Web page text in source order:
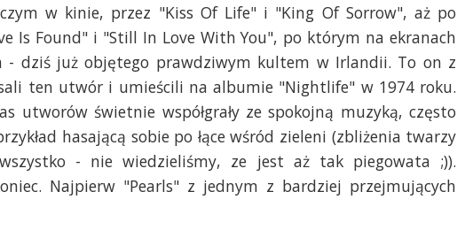
w kinie, przez "Kiss Of Life" i "King Of Sorrow", aż po
Is Found" i "Still In Love With You", po którym na ekranach
- dziś już objętego prawdziwym kultem w Irlandii. To on z
ten utwór i umieścili na albumie "Nightlife" w 1974 roku.
utworów świetnie współgrały ze spokojną muzyką, często
hasającą sobie po łące wśród zieleni (zbliżenia twarzy
- nie wiedzieliśmy, ze jest aż tak piegowata ;)).
Najpierw "Pearls" z jednym z bardziej przejmujących